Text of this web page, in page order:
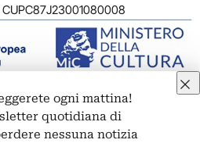
Corso Vittorio Emanuele II, 287 –
dei dati personali
ogni mattina!
quotidiana di
nessuna notizia